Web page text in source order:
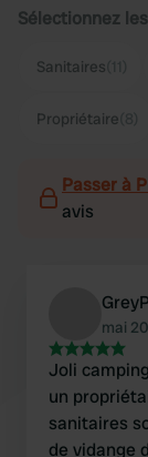
Sélectionnez
Sanitaires
Propriétaire
Passer à
avis
mai
Joli
un
sanitaires
de vidange